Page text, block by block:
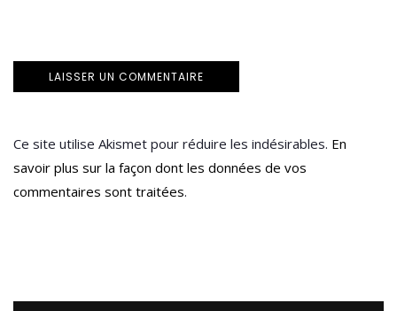
Ce site utilise Akismet pour réduire les indésirables. En
savoir plus sur la façon dont les données de vos
commentaires sont traitées.